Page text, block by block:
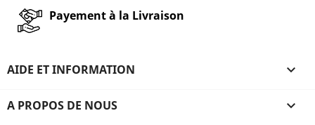
Payement à la Livraison
AIDE ET INFORMATION 
A PROPOS DE NOUS 